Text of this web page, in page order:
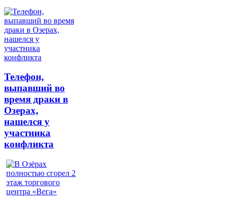
Телефон,
выпавший во
время драки в
Озерах,
нашелся у
участника
конфликта